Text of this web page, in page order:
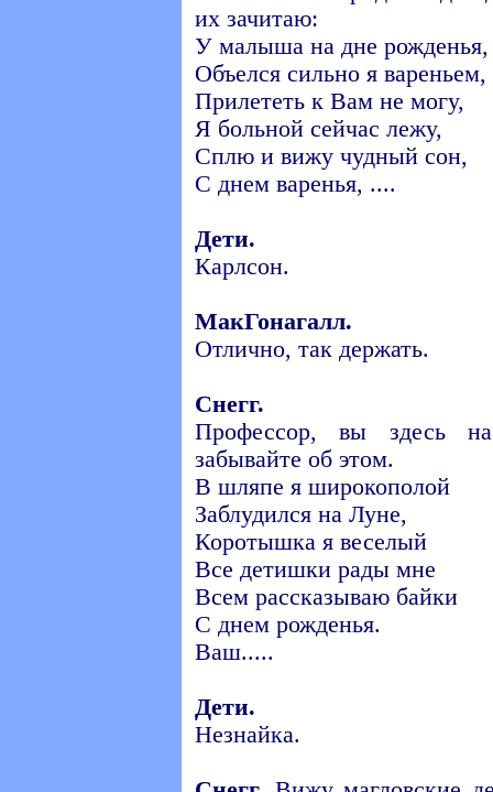
их зачитаю:
У малыша на дне рожденья,
Объелся сильно я вареньем,
Прилететь к Вам не могу,
Я больной сейчас лежу,
Сплю и вижу чудный сон,
С днем варенья, ....
Дети.
Карлсон.
МакГонагалл.
Отлично, так держать.
Снегг.
Профессор, вы здесь
забывайте об этом.
В шляпе я широкополой
Заблудился на Луне,
Коротышка я веселый
Все детишки рады мне
Всем рассказываю байки
С днем рожденья.
Ваш.....
Дети.
Незнайка.